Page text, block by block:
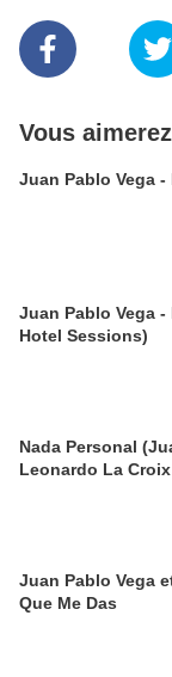
Vous
Juan Pablo Vega -
Juan Pablo Vega
Hotel Sessions)
Nada Personal
Leonardo La Croix
Juan Pablo Vega
Que Me Das